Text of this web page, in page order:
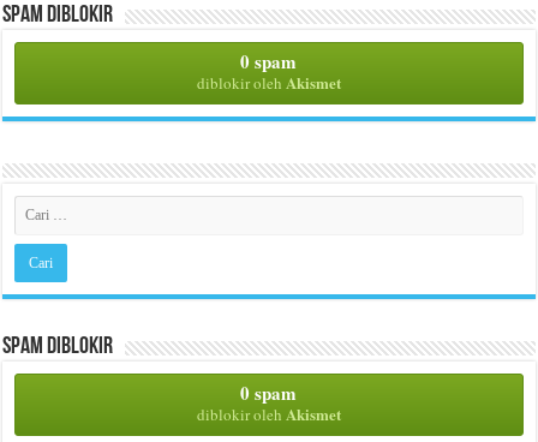
Spam Diblokir
0 spam
diblokir oleh Akismet
Spam Diblokir
0 spam
diblokir oleh Akismet